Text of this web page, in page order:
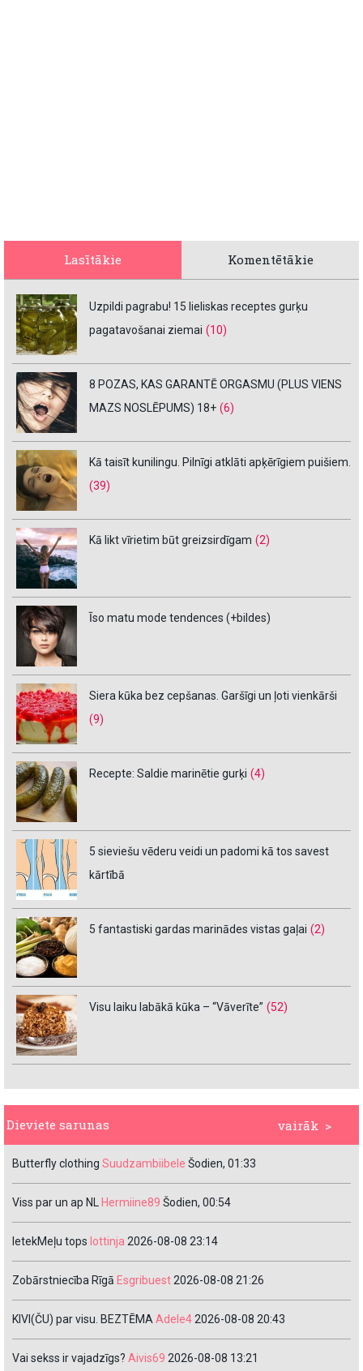
Lasītākie Komentētākie
Uzpildi pagrabu! 15 lieliskas receptes gurķu
pagatavošanai ziemai (10)
8 POZAS, KAS GARANTĒ ORGASMU (PLUS VIENS
MAZS NOSLĒPUMS) 18+ (6)
Kā taisīt kunilingu. Pilnīgi atklāti apķērīgiem puišiem.
(39)
Kā likt vīrietim būt greizsirdīgam (2)
Īso matu mode tendences (+bildes)
Siera kūka bez cepšanas. Garšīgi un ļoti vienkārši
(9)
Recepte: Saldie marinētie gurķi (4)
5 sieviešu vēderu veidi un padomi kā tos savest
kārtībā
5 fantastiski gardas marinādes vistas gaļai (2)
Visu laiku labākā kūka – “Vāverīte” (52)
vairāk >
Dieviete sarunas
Butterfly clothing Suudzambiibele Šodien, 01:33
Viss par un ap NL Hermiine89 Šodien, 00:54
IetekMeļu tops lottinja 2026-08-08 23:14
Zobārstniecība Rīgā Esgribuest2026-08-08 21:26
KIVI(ČU) par visu. BEZTĒMAAdele42026-08-08 20:43
Vai sekss ir vajadzīgs? Aivis69 2026-08-08 13:21